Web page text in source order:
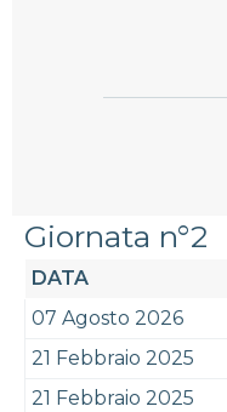
Giornata n°2
DATA
07 Agosto 2026
21 Febbraio 2025
21 Febbraio 2025